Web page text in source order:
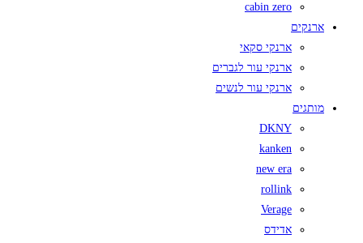
cabin zero
ארנקים
ארנקי סקאי
ארנקי עור לגברים
ארנקי עור לנשים
מותגים
DKNY
kanken
new era
rollink
Verage
אדידס